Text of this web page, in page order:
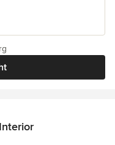
Sternen